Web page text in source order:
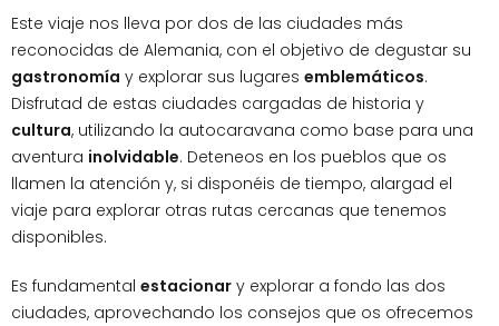
Este viaje nos lleva por dos de las ciudades más
reconocidas de Alemania, con el objetivo de degustar su
gastronomía y explorar sus lugares emblemáticos.
Disfrutad de estas ciudades cargadas de historia y
cultura, utilizando la autocaravana como base para una
aventura inolvidable. Deteneos en los pueblos que os
llamen la atención y, si disponéis de tiempo, alargad el
viaje para explorar otras rutas cercanas que tenemos
disponibles.
Es fundamental estacionar y explorar a fondo las dos
ciudades, aprovechando los consejos que os ofrecemos